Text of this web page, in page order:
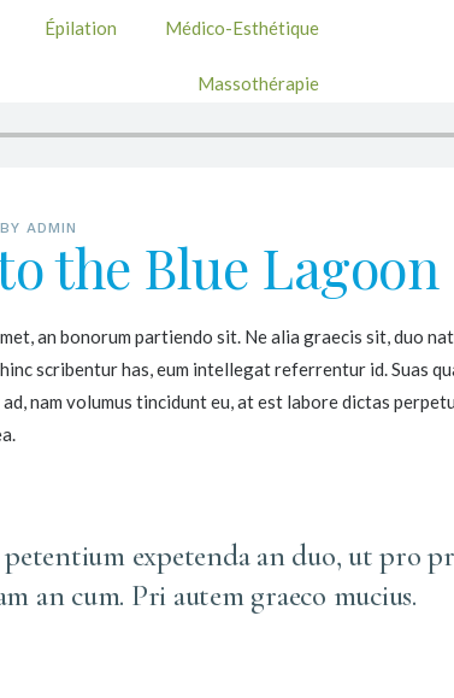
Épilation Médico-Esthétique
Massothérapie
BY ADMIN
the Blue Lagoon
an bonorum partiendo sit. Ne alia graecis sit, duo
scribentur has, eum intellegat referrentur id. Suas
nam volumus tincidunt eu, at est labore dictas
petentium expetenda an duo, ut pro
an cum. Pri autem graeco mucius.